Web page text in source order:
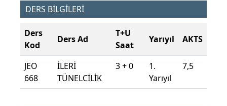
DERS BİLGİLERİ
Ders
Kod
Ders Ad
T+U
Saat
Yarıyıl AKTS
JEO
668
İLERİ
TÜNELCİLİK
3 + 0
1.
Yarıyıl
7,5